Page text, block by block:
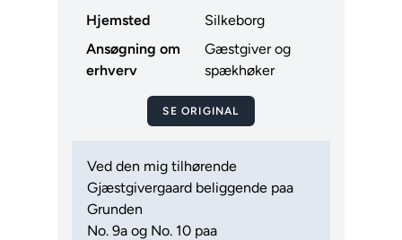
Hjemsted
Silkeborg
Ansøgning om
erhverv
Gæstgiver og
spækhøker
SE ORIGINAL
Ved den mig tilhørende
Gjæstgivergaard beliggende paa
Grunden
No. 9a og No. 10 paa